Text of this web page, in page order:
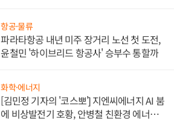
항공·물류
파라타항공 내년 미주 장거리 노선 첫 도전,
윤철민 '하이브리드 항공사' 승부수 통할까
화학·에너지
[김민정 기자의 '코스뽀'] 지엔씨에너지 AI 붐
에 비상발전기 호황, 안병철 친환경 에너지